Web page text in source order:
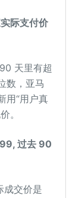
际支付价
天里有超
数，亚马
用“用户真
。
过去 90
成交价是